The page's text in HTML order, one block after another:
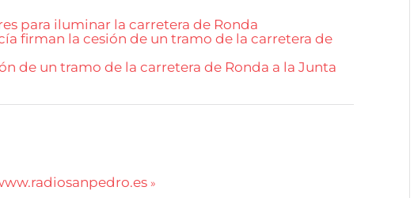
para iluminar la carretera de Ronda
firman la cesión de un tramo de la carretera de
de un tramo de la carretera de Ronda a la Junta